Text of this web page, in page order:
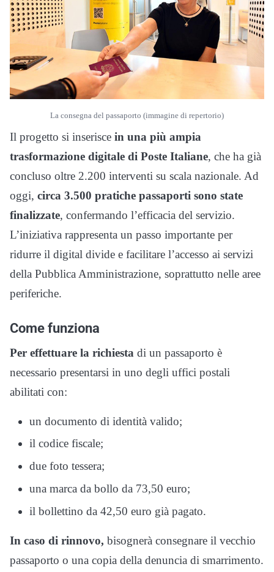
La consegna del passaporto (immagine di repertorio)
Il progetto si inserisce in una più ampia
trasformazione digitale di Poste Italiane, che ha già
concluso oltre 2.200 interventi su scala nazionale. Ad
oggi, circa 3.500 pratiche passaporti sono state
finalizzate, confermando l’efficacia del servizio.
L’iniziativa rappresenta un passo importante per
ridurre il digital divide e facilitare l’accesso ai servizi
della Pubblica Amministrazione, soprattutto nelle aree
periferiche.
Come funziona
Per effettuare la richiesta di un passaporto è
necessario presentarsi in uno degli uffici postali
abilitati con:
un documento di identità valido;
il codice fiscale;
due foto tessera;
una marca da bollo da 73,50 euro;
il bollettino da 42,50 euro già pagato.
In caso di rinnovo, bisognerà consegnare il vecchio
passaporto o una copia della denuncia di smarrimento.